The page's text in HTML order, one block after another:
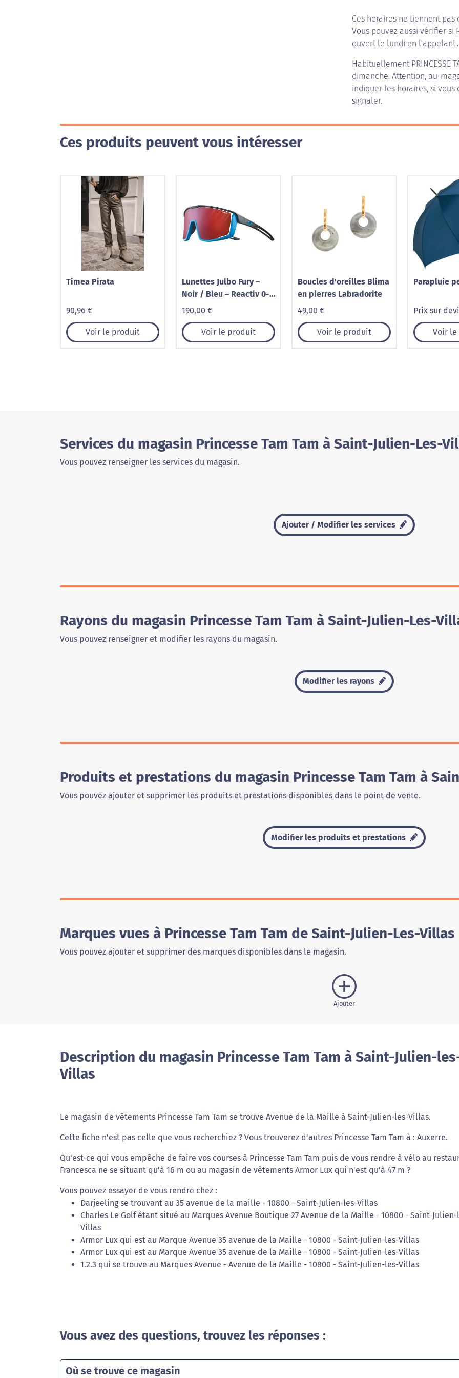
Ces horaires ne tiennent
Vous pouvez aussi vérifier si
ouvert le lundi en
Habituellement PRINCESSE
dimanche. Attention, au-
indiquer les horaires, si
signaler.
Ces produits peuvent vous intéresser
Timea Pirata
90,96 €
Voir le produit
Lunettes Julbo Fury –
Noir / Bleu – Reactiv 0-3
High Contrast
190,00 €
Voir le produit
Boucles d'oreilles Blima
en pierres Labradorite
49,00 €
Voir le produit
Parapluie
Prix sur
Voir
Services du magasin Princesse Tam Tam à Saint-Julien-Les-
Vous pouvez renseigner les services du magasin.
Ajouter / Modifier les services
Rayons du magasin Princesse Tam Tam à Saint-Julien-Les-
Vous pouvez renseigner et modifier les rayons du magasin.
Modifier les rayons
Produits et prestations du magasin Princesse Tam Tam à
Vous pouvez ajouter et supprimer les produits et prestations disponibles dans le point de vente.
Modifier les produits et prestations
Marques vues à Princesse Tam Tam de Saint-Julien-Les-Villas
Vous pouvez ajouter et supprimer des marques disponibles dans le magasin.
Ajouter
Description du magasin Princesse Tam Tam à Saint-Julien-
Villas
Le magasin de vêtements Princesse Tam Tam se trouve Avenue de la Maille à Saint-Julien-les-Villas.
Cette fiche n'est pas celle que vous recherchiez ? Vous trouverez d'autres Princesse Tam Tam à : Auxerre.
Qu'est-ce qui vous empêche de faire vos courses à Princesse Tam Tam puis de vous rendre à vélo au
Francesca ne se situant qu'à 16 m ou au magasin de vêtements Armor Lux qui n'est qu'à 47 m ?
Vous pouvez essayer de vous rendre chez :
Darjeeling se trouvant au 35 avenue de la maille - 10800 - Saint-Julien-les-Villas
Charles Le Golf étant situé au Marques Avenue Boutique 27 Avenue de la Maille - 10800 - Saint-
Villas
Armor Lux qui est au Marque Avenue 35 avenue de la Maille - 10800 - Saint-Julien-les-Villas
Armor Lux qui est au Marque Avenue 35 avenue de la Maille - 10800 - Saint-Julien-les-Villas
1.2.3 qui se trouve au Marques Avenue - Avenue de la Maille - 10800 - Saint-Julien-les-Villas
Vous avez des questions, trouvez les réponses :
Où se trouve ce magasin